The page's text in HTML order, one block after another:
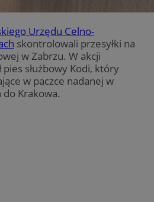
Urzędu Celno-
skontrolowali przesyłki na
w Zabrzu. W akcji
służbowy Kodi, który
w paczce nadanej w
do Krakowa.